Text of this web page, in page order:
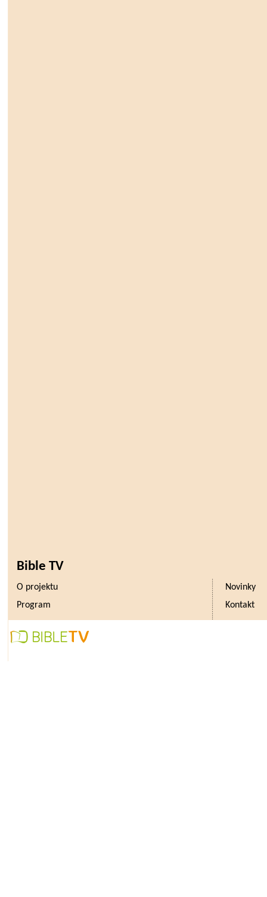
Bible TV
O projektu
Novinky
Program
Kontakt